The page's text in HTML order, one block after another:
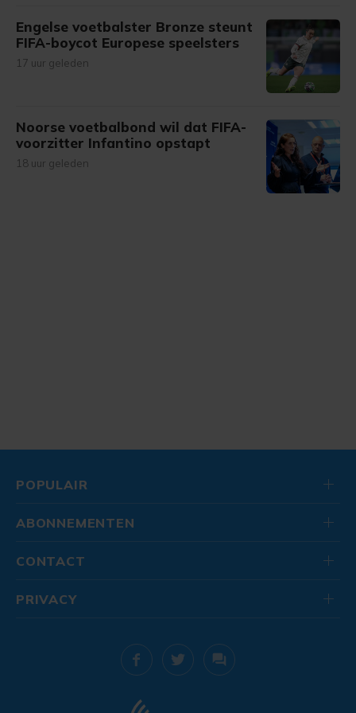
Engelse voetbalster Bronze steunt
FIFA-boycot Europese speelsters
17 uur geleden
Noorse voetbalbond wil dat FIFA-
voorzitter Infantino opstapt
18 uur geleden
POPULAIR
ABONNEMENTEN
CONTACT
PRIVACY